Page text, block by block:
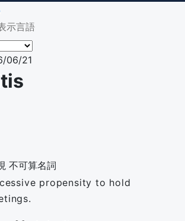
示言語
06/21
不可算名詞
propensity to hold